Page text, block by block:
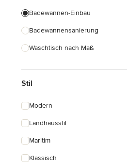
Badewannen-Einbau
Badewannensanierung
Waschtisch nach Maß
Gäste-WC Renovierung
Alle anzeigen
Stil
Modern
Landhausstil
Maritim
Klassisch